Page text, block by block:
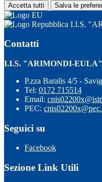
Accetta tutti Salva le
I.I.S.
Contatti
I.I.S. "ARIMONDI-EULA"
P.zza Baralis 4/5 -
Tel: 0172 715514
Email:
PEC:
Seguici su
Facebook
Sezione Link Utili